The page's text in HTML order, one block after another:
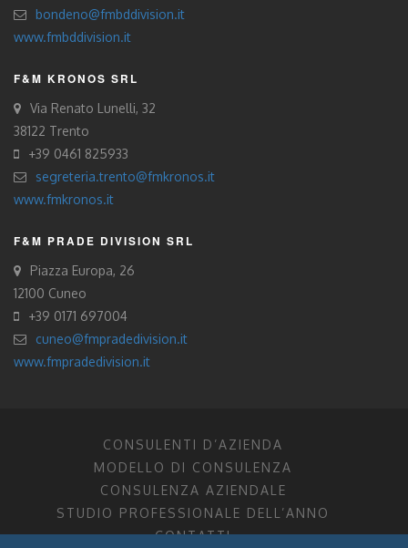
bondeno@fmbddivision.it
www.fmbddivision.it
F&M KRONOS SRL
Via Renato Lunelli, 32
38122 Trento
+39 0461 825933
segreteria.trento@fmkronos.it
www.fmkronos.it
F&M PRADE DIVISION SRL
Piazza Europa, 26
12100 Cuneo
+39 0171 697004
cuneo@fmpradedivision.it
www.fmpradedivision.it
CONSULENTI D’AZIENDA
MODELLO DI CONSULENZA
CONSULENZA AZIENDALE
STUDIO PROFESSIONALE DELL’ANNO
CONTATTI